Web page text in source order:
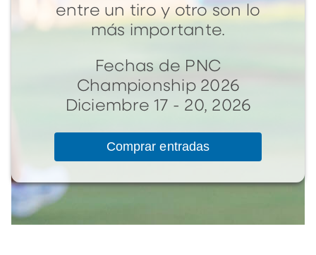
entre un tiro y otro son lo
más importante.
Fechas de PNC
Championship 2026
Diciembre 17 - 20, 2026
Comprar entradas